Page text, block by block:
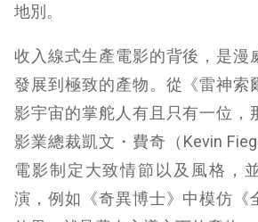
地別。
收入線式生產電影的背後，是漫
發展到極致的產物。從《雷神索
影宇宙的掌舵人有且只有一位，
影業總裁凱文・費奇（Kevin
電影制定大致情節以及風格，
演，例如《奇異博士》中模仿《